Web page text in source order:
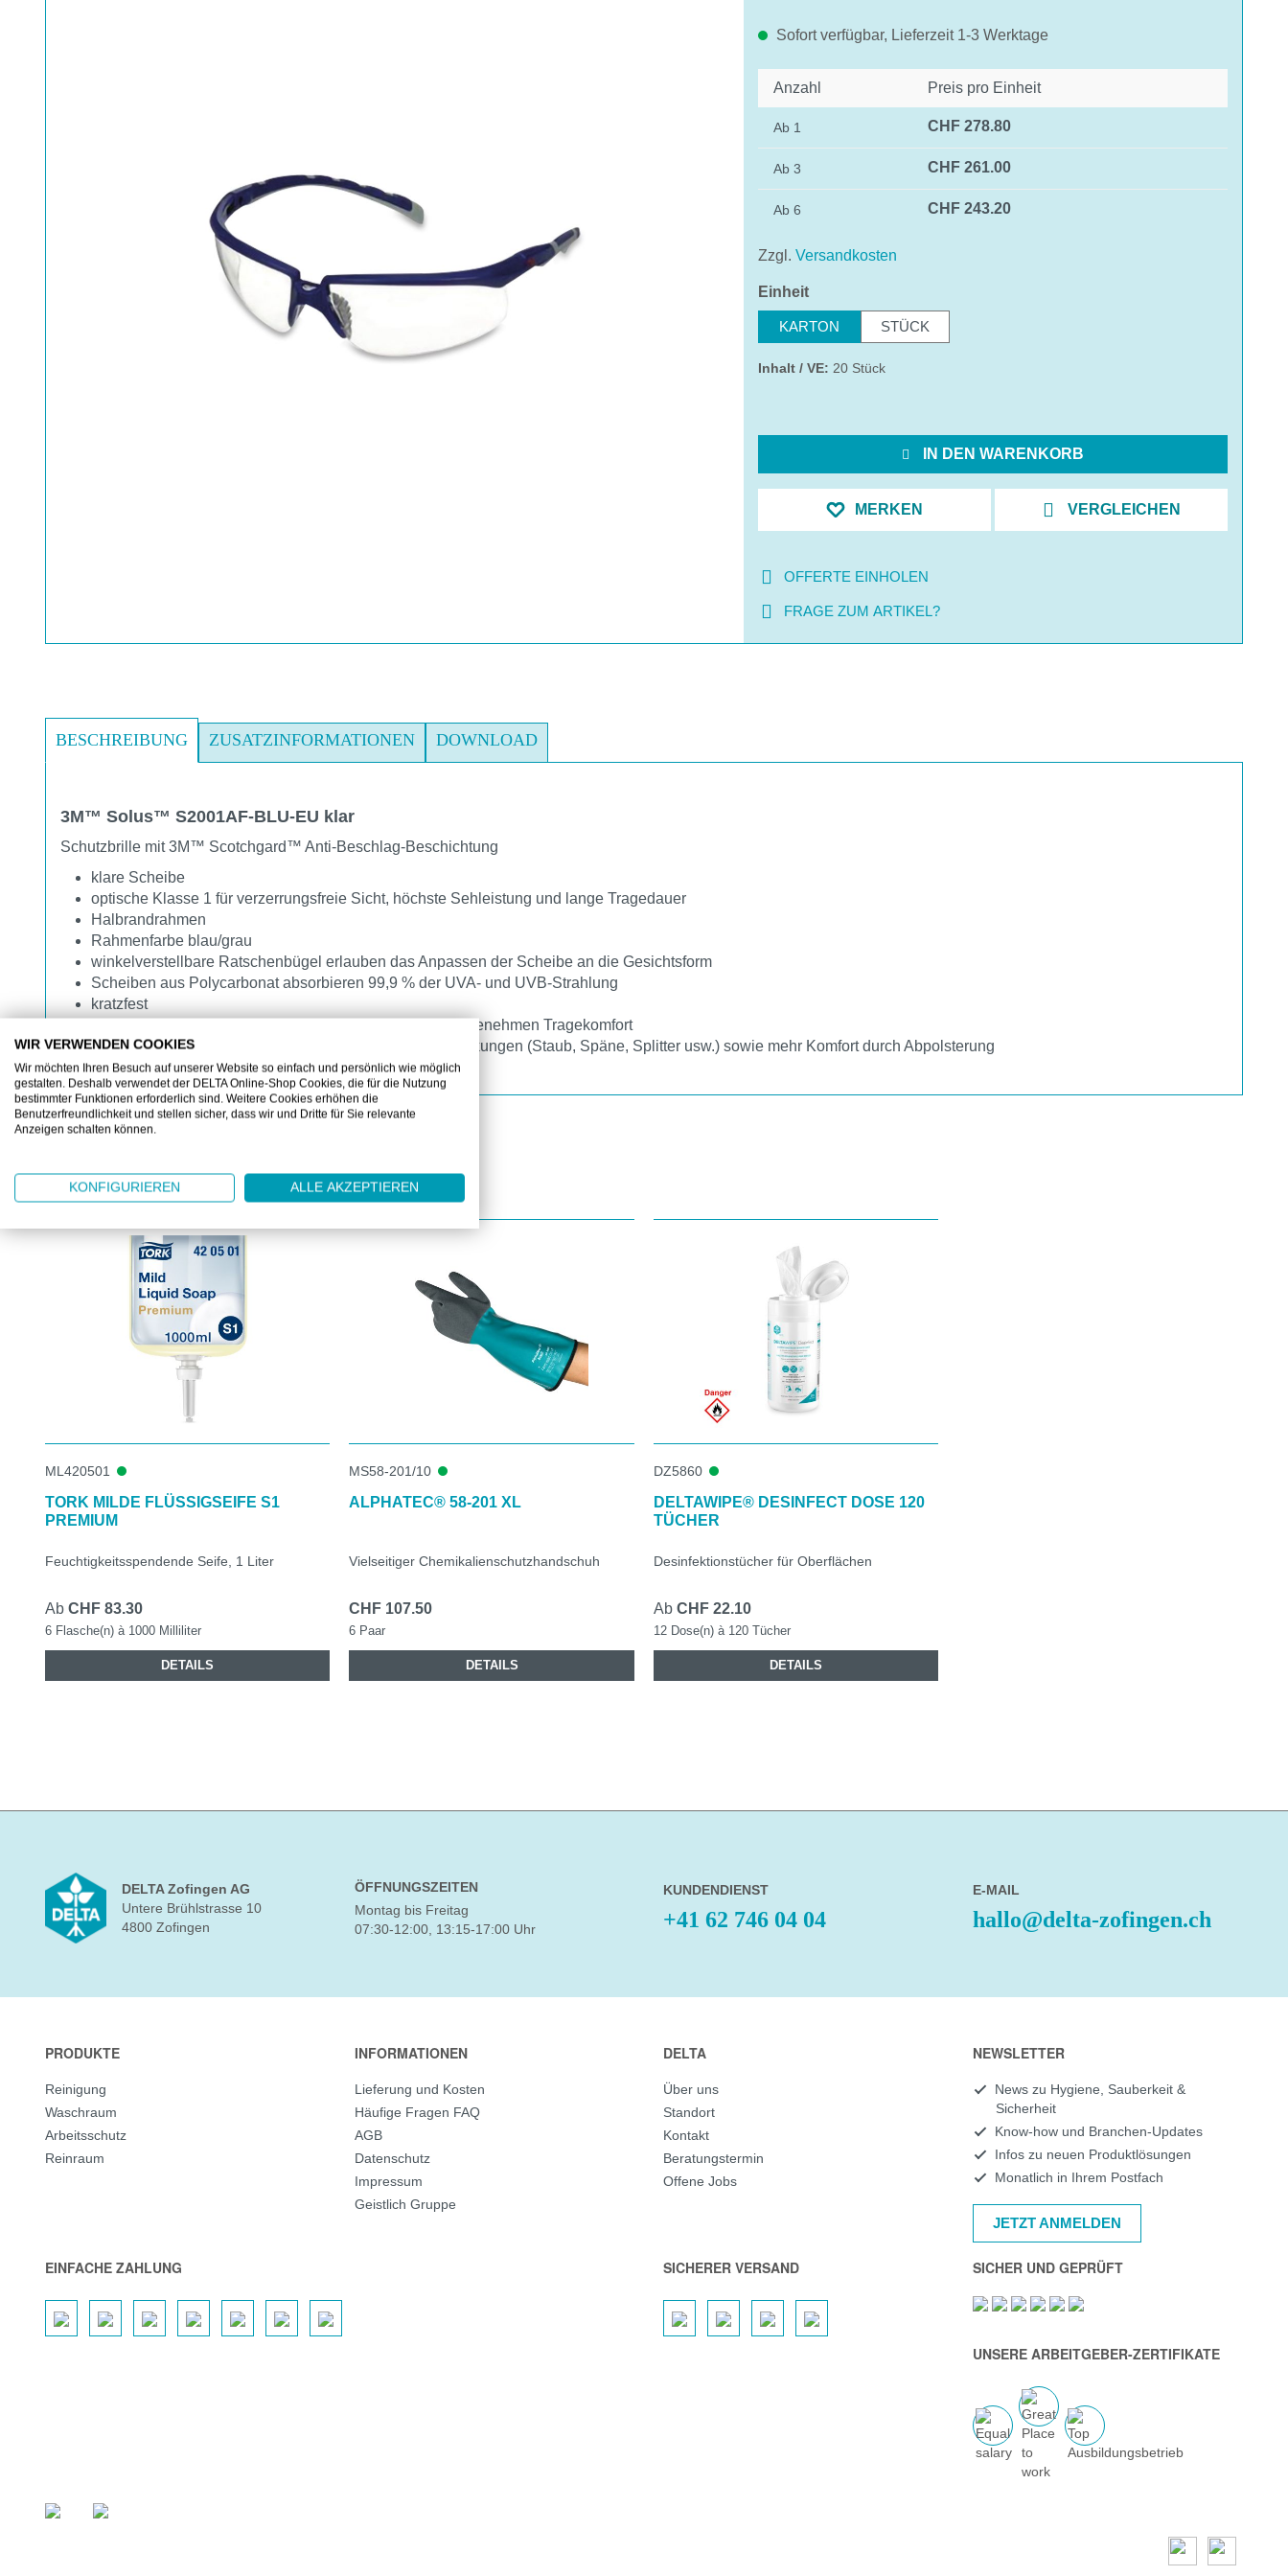
Sofort verfügbar, Lieferzeit 1-3 Werktage
Anzahl Preis pro Einheit
Ab 1 CHF 278.80
Ab 3 CHF 261.00
Ab 6 CHF 243.20
Zzgl. Versandkosten
Einheitauswählen
KARTON STÜCK
Inhalt / VE: 20 Stück
IN DEN WARENKORB
MERKEN VERGLEICHEN
OFFERTE EINHOLEN
FRAGE ZUM ARTIKEL?
BESCHREIBUNG ZUSATZINFORMATIONEN DOWNLOAD
3M™ Solus™ S2001AF-BLU-EU klar
Schutzbrille mit 3M™ Scotchgard™ Anti-Beschlag-Beschichtung
klare Scheibe
optische Klasse 1 für verzerrungsfreie Sicht, höchste Sehleistung und lange Tragedauer
Halbrandrahmen
Rahmenfarbe blau/grau
winkelverstellbare Ratschenbügel erlauben das Anpassen der Scheibe an die Gesichtsform
Scheiben aus Polycarbonat absorbieren 99,9 % der UVA- und UVB-Strahlung
kratzfest
abnehmbarer Schaumrahmen für mehr Dichtsitz und angenehmen Tragekomfort
zusätzlicher Schutz der Augen vor mechanischen Einwirkungen (Staub, Späne, Splitter usw.) sowie mehr Komfort durch Abpolsterung
KUNDEN KAUFTEN AUCH
ML420501
TORK MILDE FLÜSSIGSEIFE S1
PREMIUM
Feuchtigkeitsspendende Seife, 1 Liter
Ab CHF 83.30
6 Flasche(n) à 1000 Milliliter
DETAILS
MS58-201/10
ALPHATEC® 58-201 XL
Vielseitiger Chemikalienschutzhandschuh
CHF 107.50
6 Paar
DETAILS
DZ5860
DELTAWIPE® DESINFECT DOSE 120
TÜCHER
Desinfektionstücher für Oberflächen
Ab CHF 22.10
12 Dose(n) à 120 Tücher
DETAILS
DELTA Zofingen AG
Untere Brühlstrasse 10
4800 Zofingen
ÖFFNUNGSZEITEN
Montag bis Freitag
07:30-12:00, 13:15-17:00 Uhr
KUNDENDIENST
+41 62 746 04 04
E-MAIL
hallo@delta-zofingen.ch
PRODUKTE
Reinigung
Waschraum
Arbeitsschutz
Reinraum
INFORMATIONEN
Lieferung und Kosten
Häufige Fragen FAQ
AGB
Datenschutz
Impressum
Geistlich Gruppe
DELTA
Über uns
Standort
Kontakt
Beratungstermin
Offene Jobs
NEWSLETTER
News zu Hygiene, Sauberkeit &
Sicherheit
Know-how und Branchen-Updates
Infos zu neuen Produktlösungen
Monatlich in Ihrem Postfach
JETZT ANMELDEN
EINFACHE ZAHLUNG SICHERER VERSAND SICHER UND GEPRÜFT
UNSERE ARBEITGEBER-ZERTIFIKATE
WIR VERWENDEN COOKIES
Wir möchten Ihren Besuch auf unserer Website so einfach und persönlich wie möglich
gestalten. Deshalb verwendet der DELTA Online-Shop Cookies, die für die Nutzung
bestimmter Funktionen erforderlich sind. Weitere Cookies erhöhen die
Benutzerfreundlichkeit und stellen sicher, dass wir und Dritte für Sie relevante
Anzeigen schalten können.
KONFIGURIEREN ALLE AKZEPTIEREN